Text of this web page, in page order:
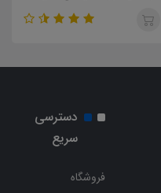
سازمان تبلیغات اسلامی
دسترسی
سریع
فروشگاه